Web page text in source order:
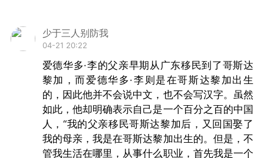
不奇怪，因为本来就没理由给我立案，”布拉特表
示自从2015年9月指控他管理不当和侵吞、挪用
公款后，瑞士检察院就没再联系过他，“我被采访
过，以后也会被采访，但不会在这些案子里被审
问。我顶多在涉及国际足联的案子里，作为知情
人被求证。”瑞士当局也曾公开调查原国际足联秘
少于三人别防我
04-21 20:22
爱德华多·李的父亲早期从广东移民到了哥斯达
黎加，而爱德华多·李则是在哥斯达黎加出生
的，因此他并不会说中文，也不会写汉字。虽然
如此，他却明确表示自己是一个百分之百的中国
人，“我的父亲移民哥斯达黎加后，又回国娶了
我的母亲，我是在哥斯达黎加出生的。但是，不
管我生活在哪里，从事什么职业，首先我是一个